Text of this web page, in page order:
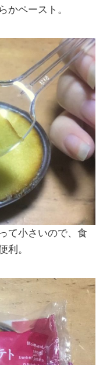
かペースト。
て小さいので、食
利。